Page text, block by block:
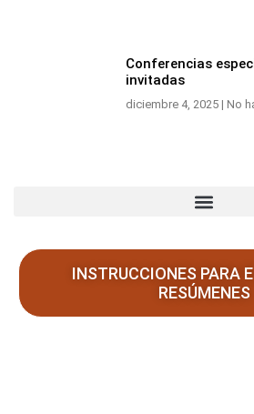
Conferencias
invitadas
diciembre 4, 2025 No
INSTRUCCIONES PARA
RESÚMENES